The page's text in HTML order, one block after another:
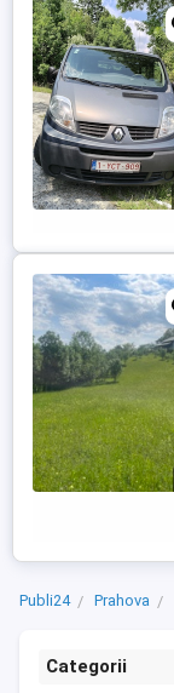
Publi24 Prahova
Categorii